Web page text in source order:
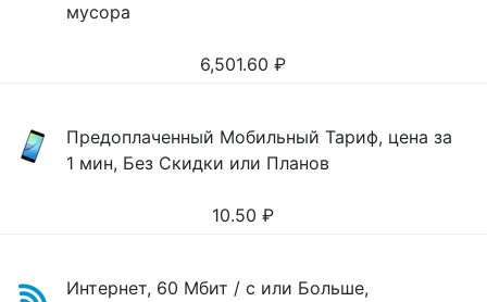
мусора
6,501.60 ₽
Предоплаченный Мобильный Тариф, цена за
1 мин, Без Скидки или Планов
10.50 ₽
Интернет, 60 Мбит / с или Больше,